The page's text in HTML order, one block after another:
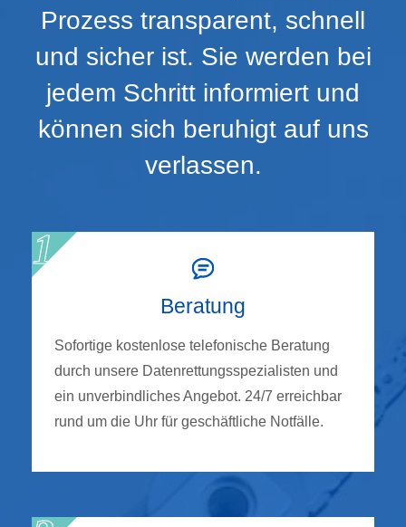
Prozess transparent, schnell
und sicher ist. Sie werden bei
jedem Schritt informiert und
können sich beruhigt auf uns
verlassen.
Beratung
Sofortige kostenlose telefonische Beratung
durch unsere Datenrettungsspezialisten und
ein unverbindliches Angebot. 24/7 erreichbar
rund um die Uhr für geschäftliche Notfälle.